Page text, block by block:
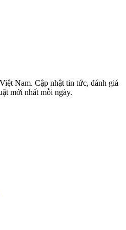
Nam. Cập nhật tin tức, đánh giá
mới nhất mỗi ngày.